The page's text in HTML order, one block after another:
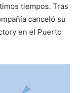
tiempos. Tras
canceló su
en el Puerto